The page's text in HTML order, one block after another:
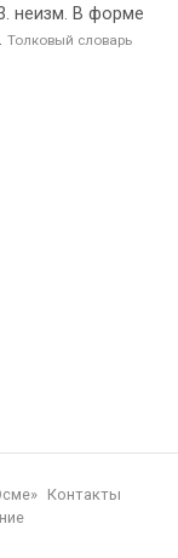
неизм. В форме
Толковый словарь
Контакты